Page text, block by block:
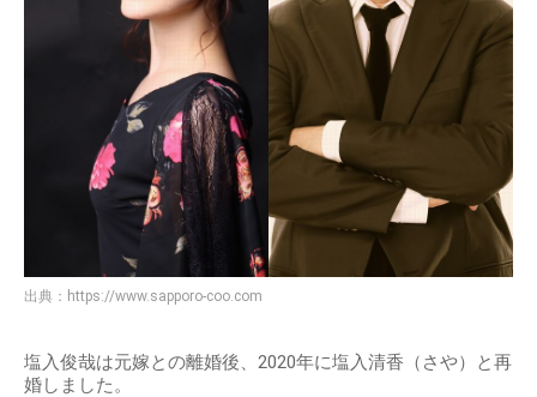
出典： https://www.sapporo-coo.com
塩入俊哉は元嫁との離婚後、2020年に塩入清香（さや）と再
婚しました。